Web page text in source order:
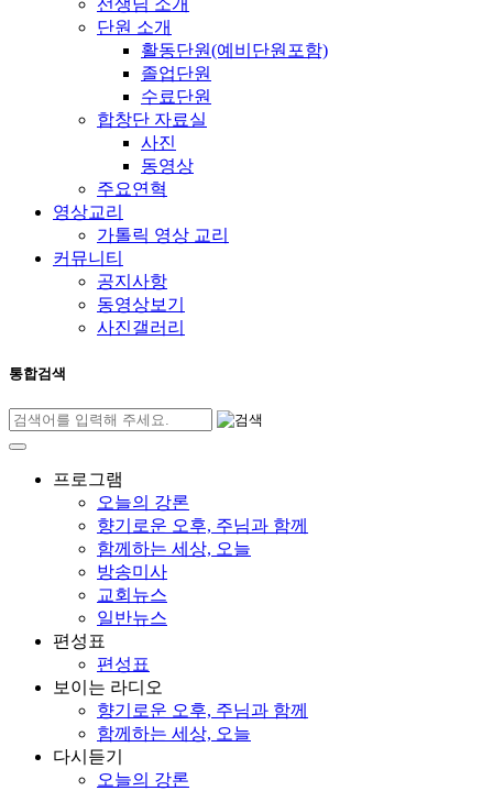
단원 소개
활동단원(예비단원포함)
졸업단원
수료단원
합창단 자료실
사진
동영상
주요연혁
영상교리
가톨릭 영상 교리
커뮤니티
공지사항
동영상보기
사진갤러리
통합검색
프로그램
오늘의 강론
향기로운 오후, 주님과 함께
함께하는 세상, 오늘
방송미사
교회뉴스
일반뉴스
편성표
편성표
보이는 라디오
향기로운 오후, 주님과 함께
함께하는 세상, 오늘
다시듣기
오늘의 강론